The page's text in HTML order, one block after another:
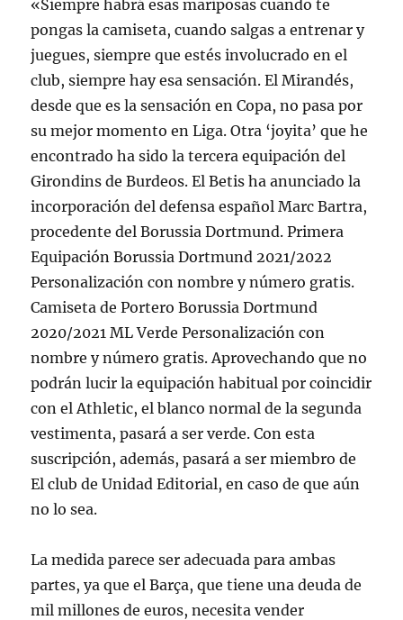
«Siempre habrá esas mariposas cuando te
pongas la camiseta, cuando salgas a entrenar y
juegues, siempre que estés involucrado en el
club, siempre hay esa sensación. El Mirandés,
desde que es la sensación en Copa, no pasa por
su mejor momento en Liga. Otra ‘joyita’ que he
encontrado ha sido la tercera equipación del
Girondins de Burdeos. El Betis ha anunciado la
incorporación del defensa español Marc Bartra,
procedente del Borussia Dortmund. Primera
Equipación Borussia Dortmund 2021/2022
Personalización con nombre y número gratis.
Camiseta de Portero Borussia Dortmund
2020/2021 ML Verde Personalización con
nombre y número gratis. Aprovechando que no
podrán lucir la equipación habitual por coincidir
con el Athletic, el blanco normal de la segunda
vestimenta, pasará a ser verde. Con esta
suscripción, además, pasará a ser miembro de
El club de Unidad Editorial, en caso de que aún
no lo sea.
La medida parece ser adecuada para ambas
partes, ya que el Barça, que tiene una deuda de
mil millones de euros, necesita vender